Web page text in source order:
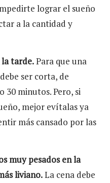
lograr el sueño
a la cantidad y
tarde.Para que una
ser corta, de
30 minutos. Pero, si
mejor evítalas ya
más cansado por las
muy pesados en la
liviano.La cena debe